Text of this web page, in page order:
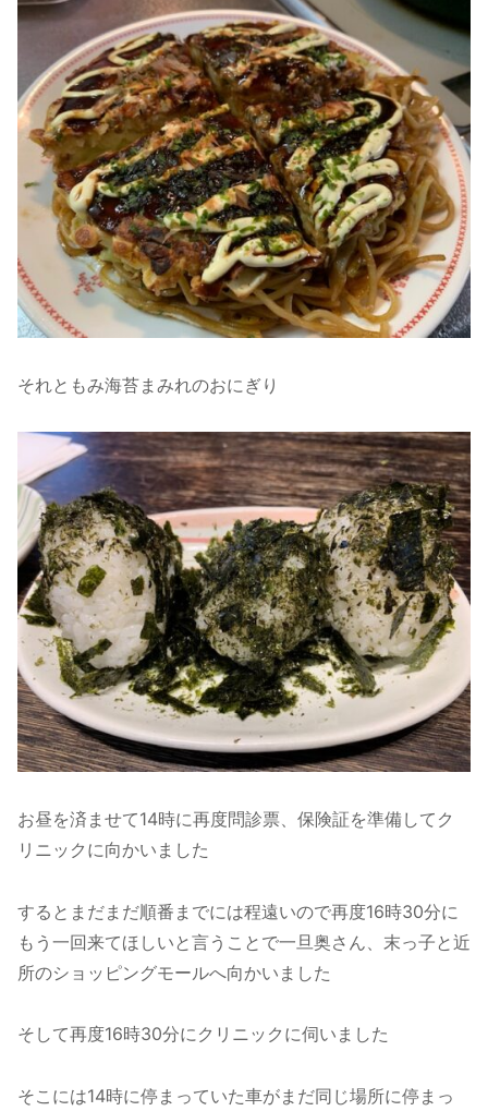
それともみ海苔まみれのおにぎり
お昼を済ませて14時に再度問診票、保険証を準備してク
リニックに向かいました
するとまだまだ順番までには程遠いので再度16時30分に
もう一回来てほしいと言うことで一旦奥さん、末っ子と近
所のショッピングモールへ向かいました
そして再度16時30分にクリニックに伺いました
そこには14時に停まっていた車がまだ同じ場所に停まっ